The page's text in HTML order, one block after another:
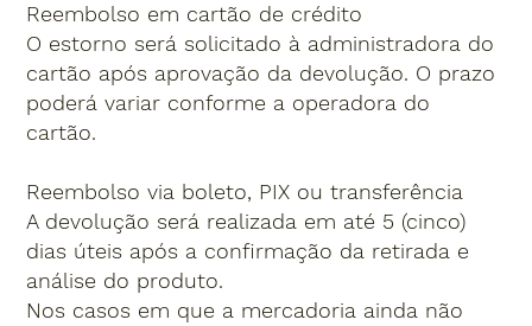
Reembolso em cartão de crédito
O estorno será solicitado à administradora do
cartão após aprovação da devolução. O prazo
poderá variar conforme a operadora do
cartão.
Reembolso via boleto, PIX ou transferência
A devolução será realizada em até 5 (cinco)
dias úteis após a confirmação da retirada e
análise do produto.
Nos casos em que a mercadoria ainda não